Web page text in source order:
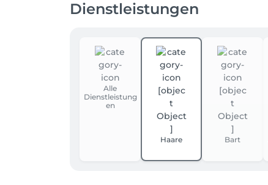
Dienstleistungen
Alle
Dienstleistung
en
Haare Bart